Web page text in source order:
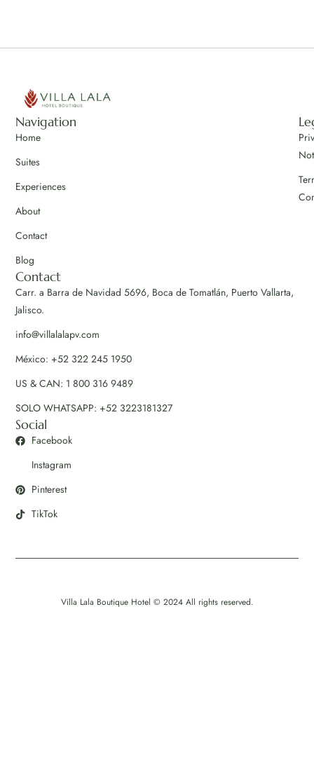
Navigation
Home
Suites
Experiences
About
Contact
Blog
Contact
Carr. a Barra de Navidad 5696, Boca de Tomatlán, Puerto Vallarta,
Jalisco.
info@villalalapv.com
México: +52 322 245 1950
US & CAN: 1 800 316 9489
SOLO WHATSAPP: +52 3223181327
Social
Facebook
Instagram
Pinterest
TikTok
Villa Lala Boutique Hotel © 2024 All rights reserved.